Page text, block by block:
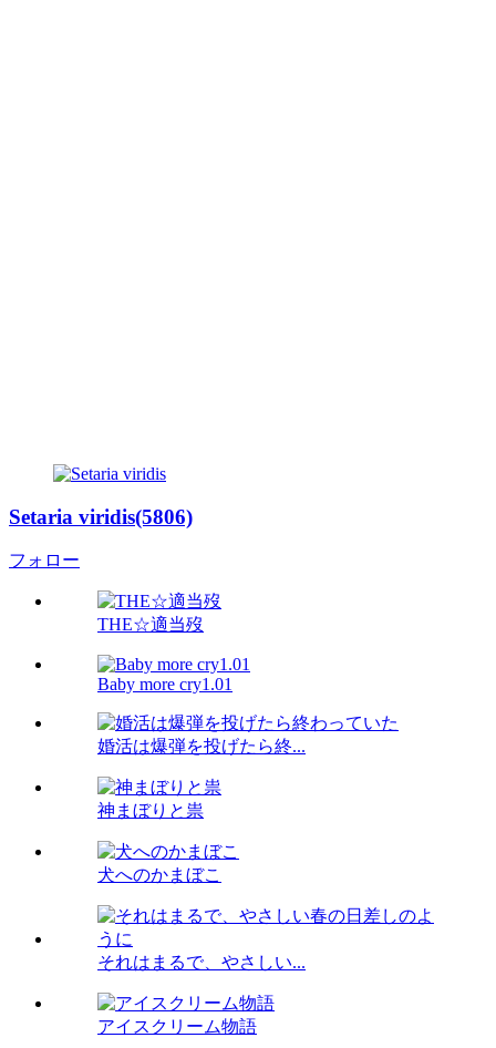
Setaria viridis(5806)
フォロー
THE☆適当歿
Baby more cry1.01
婚活は爆弾を投げたら終...
神まぼりと祟
犬へのかまぼこ
それはまるで、やさしい...
アイスクリーム物語